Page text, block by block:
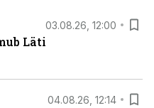
03.08.26, 12:00
Läti
04.08.26, 12:14